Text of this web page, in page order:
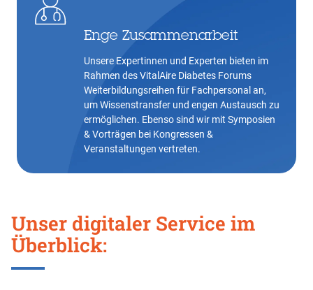
Enge Zusammenarbeit
Unsere Expertinnen und Experten bieten im
Rahmen des VitalAire Diabetes Forums
Weiterbildungsreihen für Fachpersonal an,
um Wissenstransfer und engen Austausch zu
ermöglichen. Ebenso sind wir mit Symposien
& Vorträgen bei Kongressen &
Veranstaltungen vertreten.
Unser digitaler Service im
Überblick: